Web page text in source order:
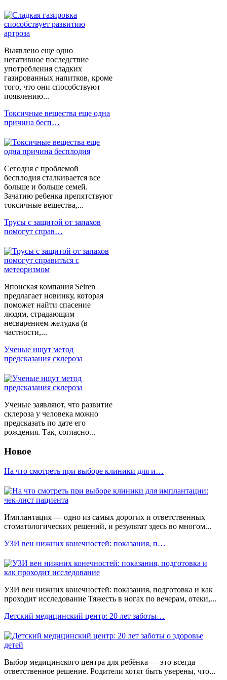
Выявлено еще одно
негативное последствие
употребления сладких
газированных напитков, кроме
того, что они способствуют
появлению...
Токсичные вещества еще одна
причина бесп…
Сегодня с проблемой
бесплодия сталкивается все
больше и больше семей.
Зачатию ребенка препятствуют
токсичные вещества,...
Трусы с защитой от запахов
помогут справ…
Японская компания Seiren
предлагает новинку, которая
поможет найти спасение
людям, страдающим
несварением желудка (в
частности,...
Ученые ищут метод
предсказания склероза
Ученые заявляют, что развитие
склероза у человека можно
предсказать по дате его
рождения. Так, согласно...
Новое
На что смотреть при выборе клиники для и…
Имплантация — одно из самых дорогих и ответственных
стоматологических решений, и результат здесь во многом...
УЗИ вен нижних конечностей: показания, п…
УЗИ вен нижних конечностей: показания, подготовка и как
проходит исследование Тяжесть в ногах по вечерам, отеки,...
Детский медицинский центр: 20 лет заботы…
Выбор медицинского центра для ребёнка — это всегда
ответственное решение. Родители хотят быть уверены, что...